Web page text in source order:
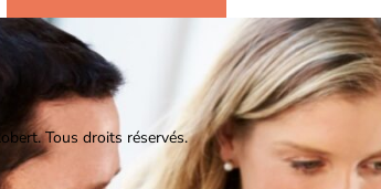
Tous droits réservés.